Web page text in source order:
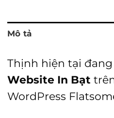
Mô tả
Thịnh hiện tại
Website In Bạt
WordPress